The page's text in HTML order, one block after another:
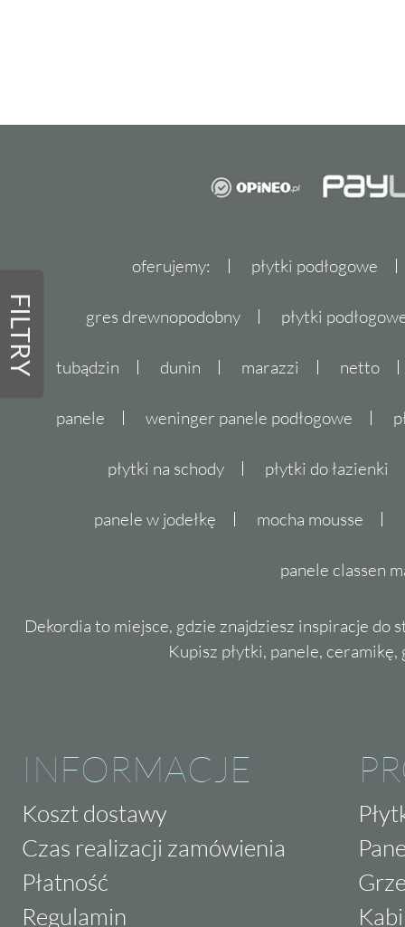
FILTRY
oferujemy: płytki podłogowe
gres drewnopodobny płytki
tubądzin dunin marazzi netto
panele weninger panele podłogowe
płytki na schody płytki do łazienki
panele w jodełkę mocha mousse
panele classen
Dekordia to miejsce, gdzie znajdziesz inspiracje do
Kupisz płytki, panele,
INFORMACJE
Koszt dostawy
Czas realizacji zamówienia
Płatność
Regulamin